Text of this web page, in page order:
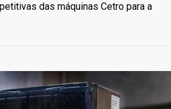
das máquinas Cetro para a